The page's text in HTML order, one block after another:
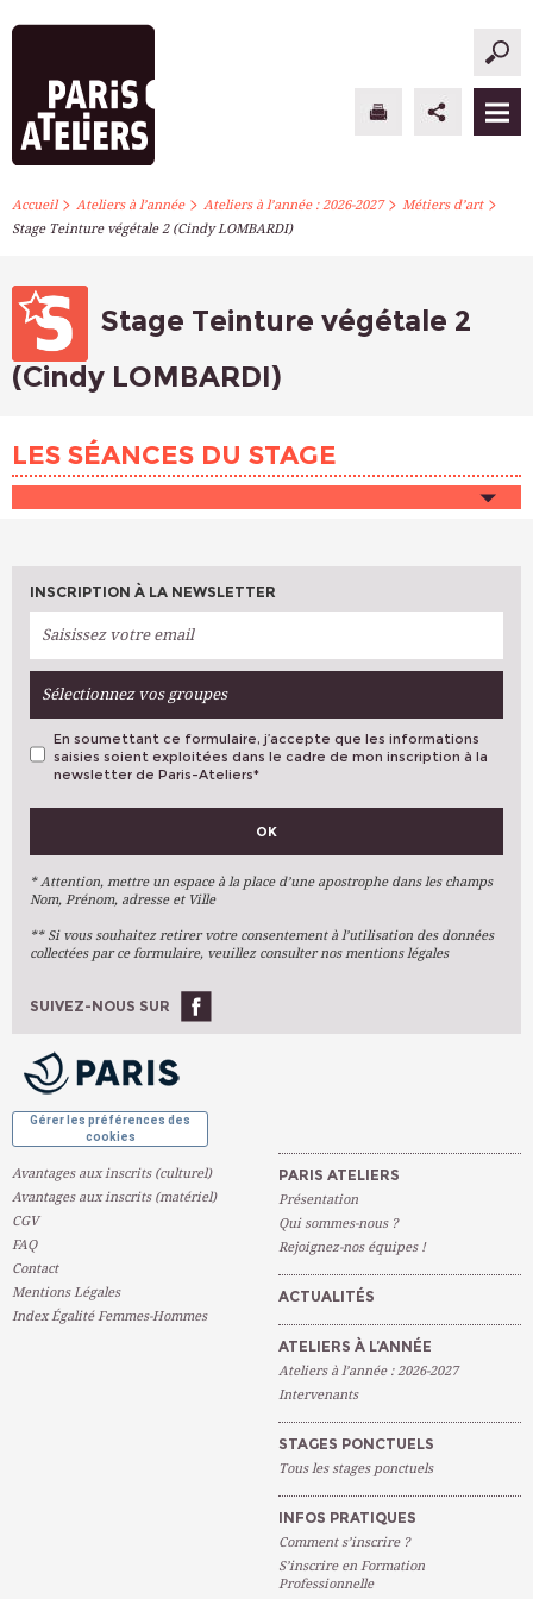
PARIS ATELIERS
ATELIERS À L’ANNÉE
STAGES PONCTUELS
S’INSCRIRE
Accueil> Ateliers à l’année> Ateliers à l’année : 2026-2027> Métiers d’art>
Stage Teinture végétale 2 (Cindy LOMBARDI)
Stage Teinture végétale 2
(Cindy LOMBARDI)
LES SÉANCES DU STAGE
INSCRIPTION À LA NEWSLETTER
Sélectionnez vos groupes
VOS PRÉFÉRENCES
Arts Plastiques
Arts Du Texte
Arts Numériques
Ateliers À L'année
En soumettant ce formulaire, j’accepte que les informations
saisies soient exploitées dans le cadre de mon inscription à la
newsletter de Paris-Ateliers*
OK
* Attention, mettre un espace à la place d’une apostrophe dans les champs
Nom, Prénom, adresse et Ville
** Si vous souhaitez retirer votre consentement à l’utilisation des données
collectées par ce formulaire, veuillez consulter nos mentions légales
SUIVEZ-NOUS SUR
Gérer les préférences des
cookies
Avantages aux inscrits (culturel)
Avantages aux inscrits (matériel)
CGV
FAQ
Contact
Mentions Légales
Index Égalité Femmes-Hommes
PARIS ATELIERS
Présentation
Qui sommes-nous ?
Rejoignez-nos équipes !
ACTUALITÉS
ATELIERS À L’ANNÉE
Ateliers à l’année : 2026-2027
Intervenants
STAGES PONCTUELS
Tous les stages ponctuels
INFOS PRATIQUES
Comment s’inscrire ?
S’inscrire en Formation
Professionnelle